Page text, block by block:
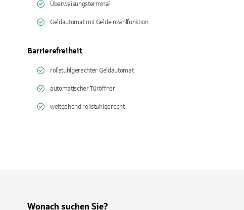
Überweisungsterminal
Geldautomat mit Geldeinzahlfunktion
Barrierefreiheit
rollstuhlgerechter Geldautomat
automatischer Türöffner
weitgehend rollstuhlgerecht
Wonach suchen Sie?